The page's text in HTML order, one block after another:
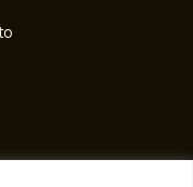
Xirivella, Valencia